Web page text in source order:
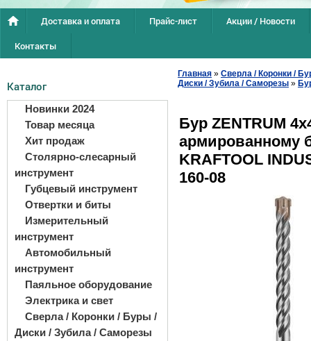
Доставка и оплата Прайс-лист
Акции / Новости
Контакты
Каталог
Новинки 2024
Товар месяца
Хит продаж
Столярно-слесарный
инструмент
Губцевый инструмент
Отвертки и биты
Измерительный
инструмент
Автомобильный
инструмент
Паяльное оборудование
Электрика и свет
Сверла / Коронки / Буры /
Диски / Зубила / Саморезы
Главная » Сверла / Коронки /
Диски / Зубила / Саморезы »
Бур ZENTRUM
армированному
KRAFTOOL
160-08